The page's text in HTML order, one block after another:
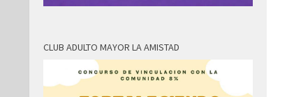
CLUB ADULTO MAYOR LA AMISTAD